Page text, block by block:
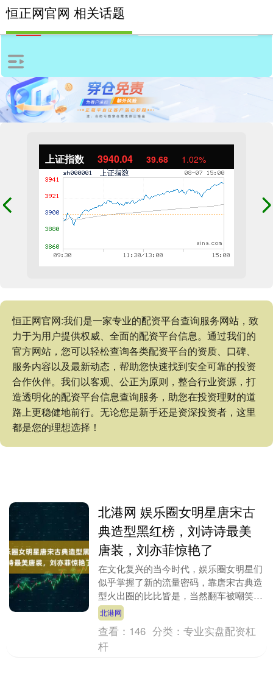
上证指数 3940.04 39.68 1.02%
恒正网官网:我们是一家专业的配资平台查询服务网站，致
力于为用户提供权威、全面的配资平台信息。通过我们的
官方网站，您可以轻松查询各类配资平台的资质、口碑、
服务内容以及最新动态，帮助您快速找到安全可靠的投资
合作伙伴。我们以客观、公正为原则，整合行业资源，打
造透明化的配资平台信息查询服务，助您在投资理财的道
路上更稳健地前行。无论您是新手还是资深投资者，这里
都是您的理想选择！
恒正网官网 相关话题
北港网 娱乐圈女明星唐宋古
典造型黑红榜，刘诗诗最美
唐装，刘亦菲惊艳了
在文化复兴的当今时代，娱乐圈女明星们
似乎掌握了新的流量密码，靠唐宋古典造
型火出圈的比比皆是，当然翻车被嘲笑的
也不少，今天我们就来看看娱乐圈女明星
唐宋古典造型的黑....
北港网
查看： 146 分类：专业实盘配资杠
杆